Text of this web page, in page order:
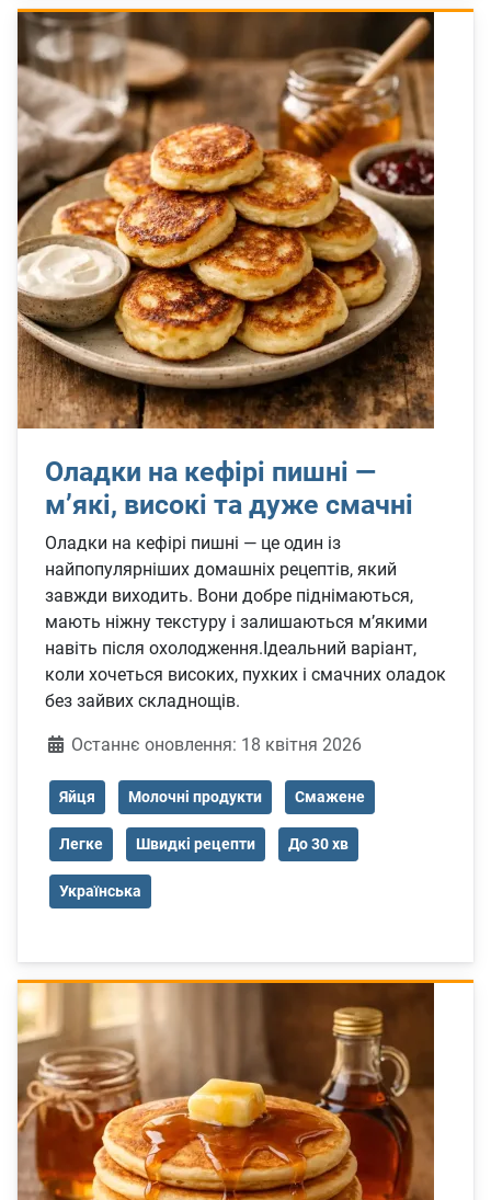
Оладки на кефірі пишні —
м’які, високі та дуже смачні
Оладки на кефірі пишні — це один із
найпопулярніших домашніх рецептів, який
завжди виходить. Вони добре піднімаються,
мають ніжну текстуру і залишаються м’якими
навіть після охолодження.Ідеальний варіант,
коли хочеться високих, пухких і смачних оладок
без зайвих складнощів.
ДеталіОстаннє оновлення: 18 квітня 2026
Яйця Молочні продукти Смажене
Легке Швидкі рецепти До 30 хв
Українська